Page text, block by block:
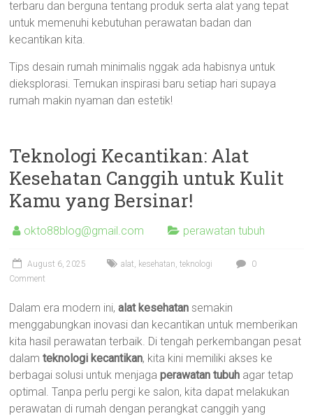
terbaru dan berguna tentang produk serta alat yang tepat
untuk memenuhi kebutuhan perawatan badan dan
kecantikan kita.
Tips desain rumah minimalis nggak ada habisnya untuk
dieksplorasi. Temukan inspirasi baru setiap hari supaya
rumah makin nyaman dan estetik!
Teknologi Kecantikan: Alat
Kesehatan Canggih untuk Kulit
Kamu yang Bersinar!
okto88blog@gmail.com perawatan tubuh
August 6, 2025 alat, kesehatan,teknologi
0
Comment
Dalam era modern ini,alat kesehatan semakin
menggabungkan inovasi dan kecantikan untuk memberikan
kita hasil perawatan terbaik. Di tengah perkembangan pesat
dalamteknologi kecantikan, kita kini memiliki akses ke
berbagai solusi untuk menjagaperawatan tubuh agar tetap
optimal. Tanpa perlu pergi ke salon, kita dapat melakukan
perawatan di rumah dengan perangkat canggih yang